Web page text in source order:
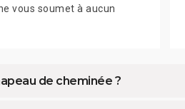
vous soumet à aucun
de cheminée ?